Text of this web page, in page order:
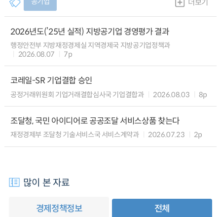
더보기
2026년도(’25년 실적) 지방공기업 경영평가 결과
행정안전부 지방재정경제실 지역경제국 지방공기업정책과
2026.08.07
7p
코레일-SR 기업결합 승인
공정거래위원회 기업거래결합심사국 기업결합과 2026.08.03 8p
조달청, 국민 아이디어로 공공조달 서비스상품 찾는다
재정경제부 조달청 기술서비스국 서비스계약과 2026.07.23 2p
많이 본 자료
경제정책정보 전체